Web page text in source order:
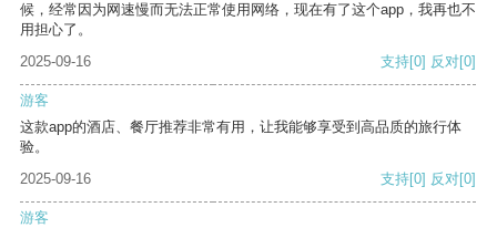
候，经常因为网速慢而无法正常使用网络，现在有了这个app，我再也不
用担心了。
2025-09-16
支持[0] 反对[0]
游客
这款app的酒店、餐厅推荐非常有用，让我能够享受到高品质的旅行体
验。
2025-09-16
支持[0] 反对[0]
游客